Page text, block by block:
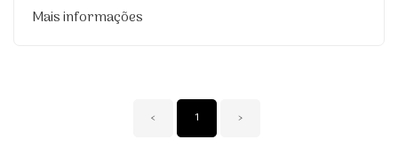
Mais informações
‹ 1 ›